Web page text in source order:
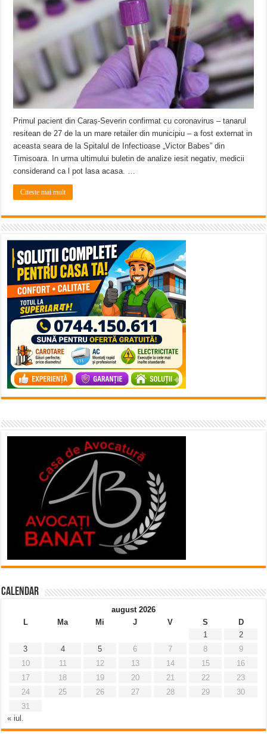
Primul pacient din Caraș-Severin confirmat cu coronavirus – tanarul
resitean de 27 de la un mare retailer din municipiu – a fost externat in
aceasta seara de la Spitalul de Infectioase „Victor Babes” din
Timisoara. In urma ultimului buletin de analize iesit negativ, medicii
considerand ca l pot lasa acasa. …
Citeste mai mult
Calendar
august 2026
L
Ma Mi J V S
D
1
2
3
4 5 6 7 8
9
10
11 12 13 14 15
16
17
18 19 20 21 22
23
24
25 26 27 28 29
30
31
« iul.